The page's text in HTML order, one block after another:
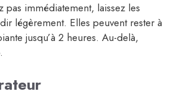
pas immédiatement, laissez les
légèrement. Elles peuvent rester à
jusqu’à 2 heures. Au-delà,